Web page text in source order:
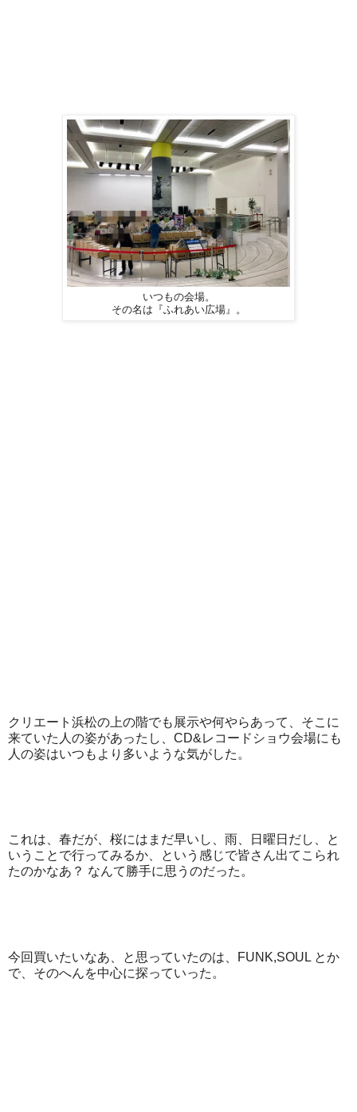
いつもの会場。
その名は『ふれあい広場』。
クリエート浜松の上の階でも展示や何やらあって、そこに
来ていた人の姿があったし、CD&レコードショウ会場にも
人の姿はいつもより多いような気がした。
これは、春だが、桜にはまだ早いし、雨、日曜日だし、と
いうことで行ってみるか、という感じで皆さん出てこられ
たのかなあ？ なんて勝手に思うのだった。
今回買いたいなあ、と思っていたのは、FUNK,SOUL とか
で、そのへんを中心に探っていった。